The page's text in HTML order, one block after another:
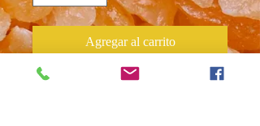
Agregar al carrito